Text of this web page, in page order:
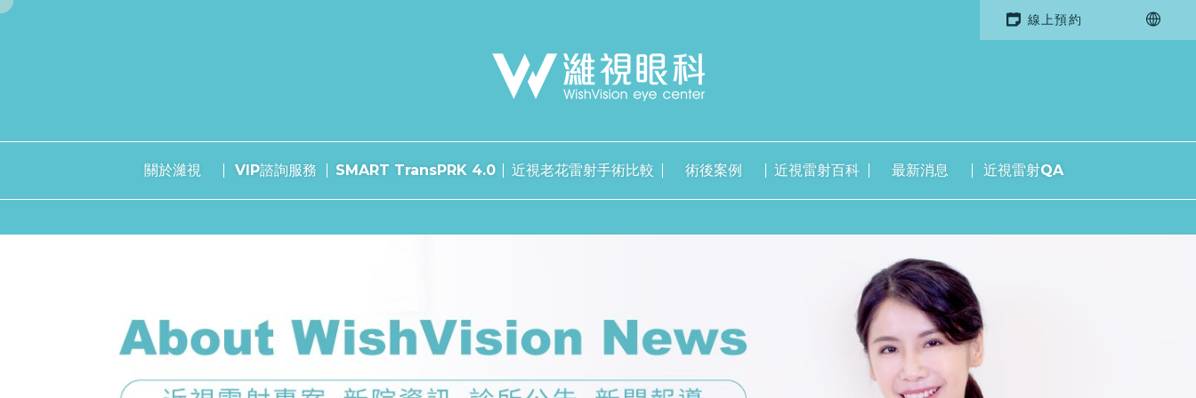
線上預約
關於濰視 VIP諮詢服務 SMART TransPRK 4.0 近視老花雷射手術比較 術後案例 近視雷射百科 最新消息 近視雷射QA